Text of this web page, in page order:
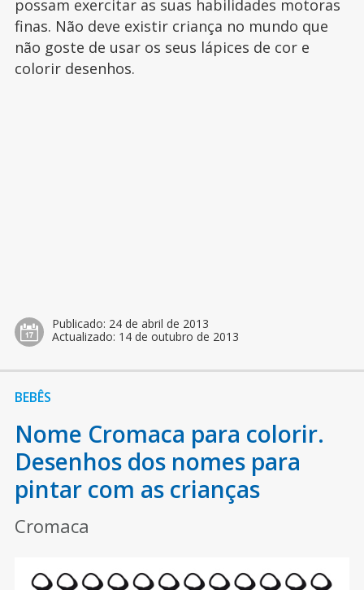
possam exercitar as suas habilidades motoras
finas. Não deve existir criança no mundo que
não goste de usar os seus lápices de cor e
colorir desenhos.
Publicado: 24 de abril de 2013
Actualizado: 14 de outubro de 2013
BEBÊS
Nome Cromaca para colorir.
Desenhos dos nomes para
pintar com as crianças
Cromaca